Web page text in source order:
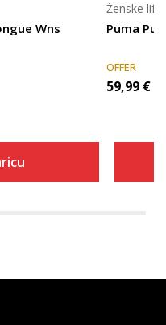
Wns Puma
Ženske
OFFER
59,99 €